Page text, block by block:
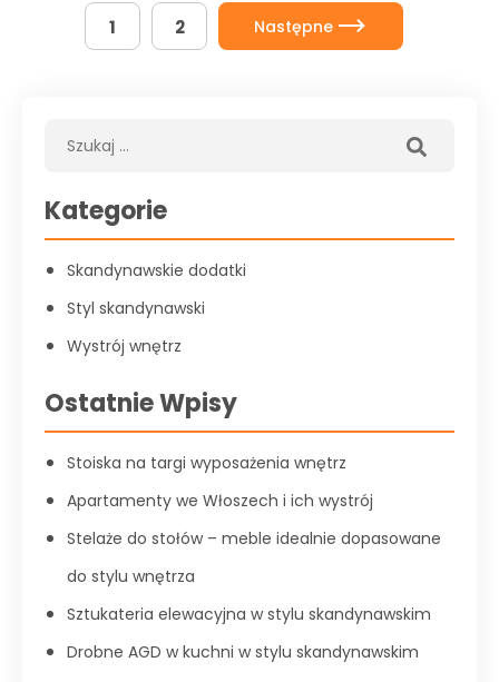
1 2 Następne
Kategorie
Skandynawskie dodatki
Styl skandynawski
Wystrój wnętrz
Ostatnie Wpisy
Stoiska na targi wyposażenia wnętrz
Apartamenty we Włoszech i ich wystrój
Stelaże do stołów – meble idealnie dopasowane
do stylu wnętrza
Sztukateria elewacyjna w stylu skandynawskim
Drobne AGD w kuchni w stylu skandynawskim